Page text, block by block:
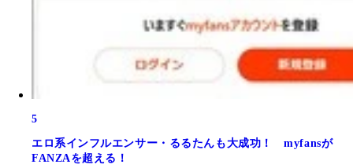
5
エロ系インフルエンサー・るるたんも大成功！ myfansが
FANZAを超える！